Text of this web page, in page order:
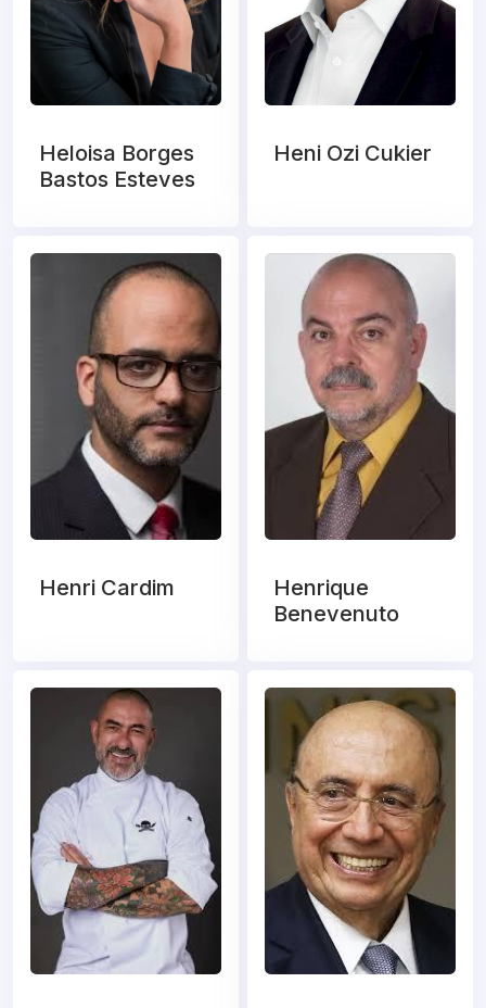
Heloisa Borges
Bastos Esteves
Heni Ozi Cukier
Henri Cardim
Henrique
Benevenuto